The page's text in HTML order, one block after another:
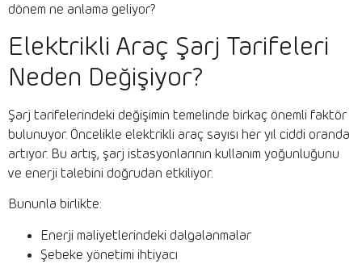
dönem ne anlama geliyor?
Elektrikli Araç Şarj Tarifeleri
Neden Değişiyor?
Şarj tarifelerindeki değişimin temelinde birkaç önemli faktör
bulunuyor. Öncelikle elektrikli araç sayısı her yıl ciddi oranda
artıyor. Bu artış, şarj istasyonlarının kullanım yoğunluğunu
ve enerji talebini doğrudan etkiliyor.
Bununla birlikte:
Enerji maliyetlerindeki dalgalanmalar
Şebeke yönetimi ihtiyacı